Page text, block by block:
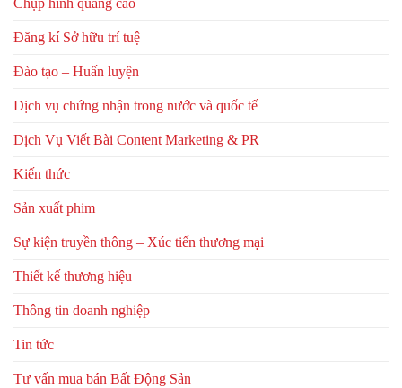
Chụp hình quảng cáo
Đăng kí Sở hữu trí tuệ
Đào tạo – Huấn luyện
Dịch vụ chứng nhận trong nước và quốc tế
Dịch Vụ Viết Bài Content Marketing & PR
Kiến thức
Sản xuất phim
Sự kiện truyền thông – Xúc tiến thương mại
Thiết kế thương hiệu
Thông tin doanh nghiệp
Tin tức
Tư vấn mua bán Bất Động Sản